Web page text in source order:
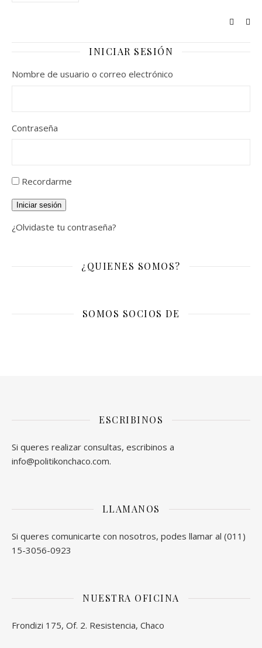
INICIAR SESIÓN
Nombre de usuario o correo electrónico
Contraseña
Recordarme
Iniciar sesión
¿Olvidaste tu contraseña?
¿QUIENES SOMOS?
SOMOS SOCIOS DE
ESCRIBINOS
Si queres realizar consultas, escribinos a
info@politikonchaco.com.
LLAMANOS
Si queres comunicarte con nosotros, podes llamar al (011)
15-3056-0923
NUESTRA OFICINA
Frondizi 175, Of. 2. Resistencia, Chaco